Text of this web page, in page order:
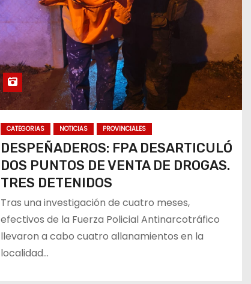
CATEGORIAS NOTICIAS PROVINCIALES
DESPEÑADEROS: FPA DESARTICULÓ
DOS PUNTOS DE VENTA DE DROGAS.
TRES DETENIDOS
Tras una investigación de cuatro meses,
efectivos de la Fuerza Policial Antinarcotráfico
llevaron a cabo cuatro allanamientos en la
localidad…